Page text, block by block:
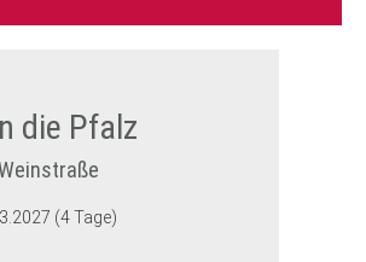
die Pfalz
(4 Tage)